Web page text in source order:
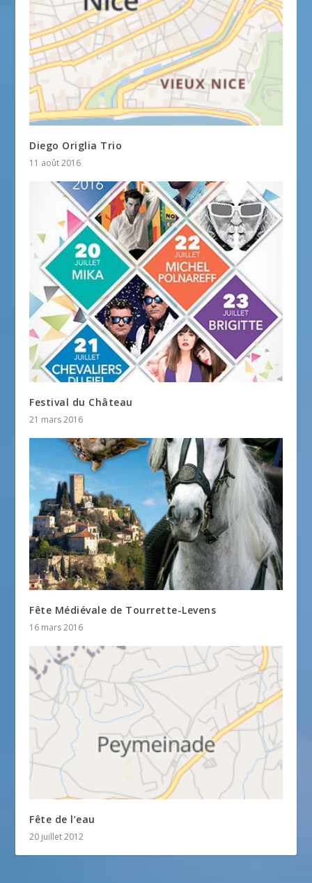
Diego Origlia Trio
11 août 2016
Festival du Château
21 mars 2016
Fête Médiévale de Tourrette-Levens
16 mars 2016
Fête de l’eau
20 juillet 2012